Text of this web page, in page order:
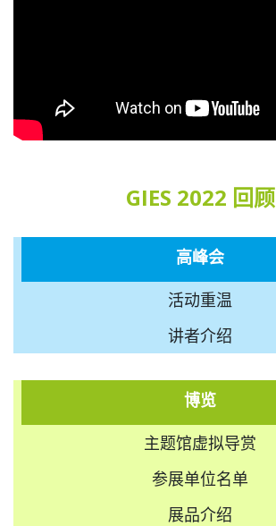
GIES 2022 回顾
高峰会
活动重温
讲者介绍
博览
主题馆虚拟导赏
参展单位名单
展品介绍